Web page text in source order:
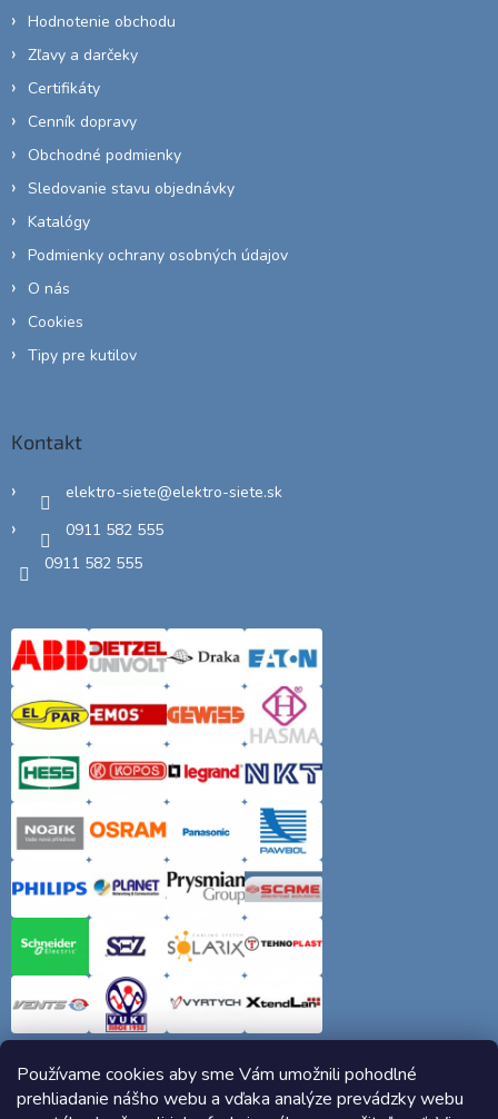
Používame cookies aby sme Vám umožnili pohodlné
prehliadanie nášho webu a vďaka analýze prevádzky webu
Hodnotenie obchodu
Zľavy a darčeky
Certifikáty
Cenník dopravy
Obchodné podmienky
Sledovanie stavu objednávky
Katalógy
Podmienky ochrany osobných údajov
O nás
Cookies
Tipy pre kutilov
Kontakt
elektro-siete@elektro-siete.sk
0911 582 555
0911 582 555